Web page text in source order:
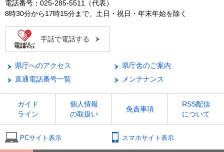
電話番号：025-285-5511（代表）
8時30分から17時15分まで、土日・祝日・年末年始を除く
手話で電話する
県庁へのアクセス
県庁舎のご案内
直通電話番号一覧
メンテナンス
ガイド
ライン
個人情報
の取扱い
免責事項
RSS配信
について
PCサイト表示 スマホサイト表示